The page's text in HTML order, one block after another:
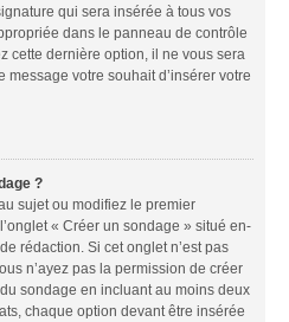
qui sera insérée à tous vos
dans le panneau de contrôle
cette dernière option, il ne vous sera
votre souhait d’insérer votre
?
sujet ou modifiez le premier
« Créer un sondage » situé en-
rédaction. Si cet onglet n’est pas
n’ayez pas la permission de créer
sondage en incluant au moins deux
chaque option devant être insérée